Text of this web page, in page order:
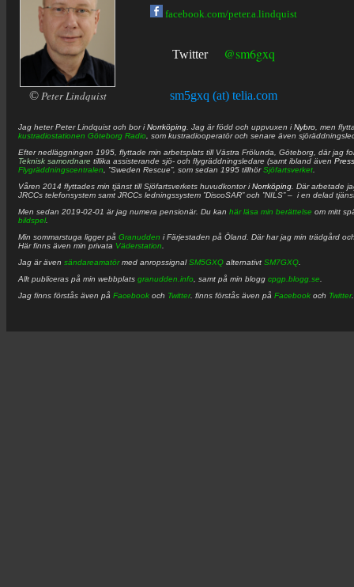
© Peter Lindquist
facebook.com/peter.a.lindquist
Twitter @sm6gxq
sm5gxq (at) telia.com
Jag heterPeter Lindquist och bor iNorrköping . Jag är född och uppvuxen iNybro , men
kustradiostationen Göteborg Radio , som kustradiooperatör och senare även
Efter nedläggningen 1995, flyttade min arbetsplats till Västra Frölunda, Göteborg, där jag
Teknisk samordnare tillika assisterande sjö- och flygräddningsledare (samt ibland även
Flygräddningscentralen , ”Sweden Rescue”, som sedan 1995 tillhörSjöfartsverket
Våren 2014 flyttades min tjänst till Sjöfartsverkets huvudkontor iNorrköping . Där arbetade
JRCCs telefonsystem samt JRCCs ledningssystem ”DiscoSAR” och ”NILS” – i en delad
Men sedan 2019-02-01 är jag numera pensionär. Du kan här läsa min berättelse om mitt
bildspel.
Min sommarstuga ligger på Granudden i Färjestaden på Öland. Där har jag min trädgård
Här finns även min privata Väderstation
Jag är även sändareamatörmed anropssignalSM5GXQ alternativt SM7GXQ
Allt publiceras på min webbplats granudden.info , samt på min blogg cpgp.blogg.se
Jag finns förstås även på Facebook och Twitter. finns förstås även på Facebook och Twitter.